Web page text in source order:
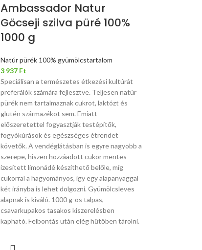
Ambassador Natur
Göcseji szilva püré 100%
1000 g
Natúr pürék 100% gyümölcstartalom
3 937 Ft
Speciálisan a természetes étkezési kultúrát
preferálók számára fejlesztve. Teljesen natúr
pürék nem tartalmaznak cukrot, laktózt és
glutén származékot sem. Emiatt
előszeretettel fogyasztják testépítők,
fogyókúrások és egészséges étrendet
követők. A vendéglátásban is egyre nagyobb a
szerepe, hiszen hozzáadott cukor mentes
ízesített limonádé készíthető belőle, míg
cukorral a hagyományos, így egy alapanyaggal
két irányba is lehet dolgozni. Gyümölcsleves
alapnak is kiváló. 1000 g-os talpas,
csavarkupakos tasakos kiszerelésben
kapható. Felbontás után elég hűtőben tárolni.